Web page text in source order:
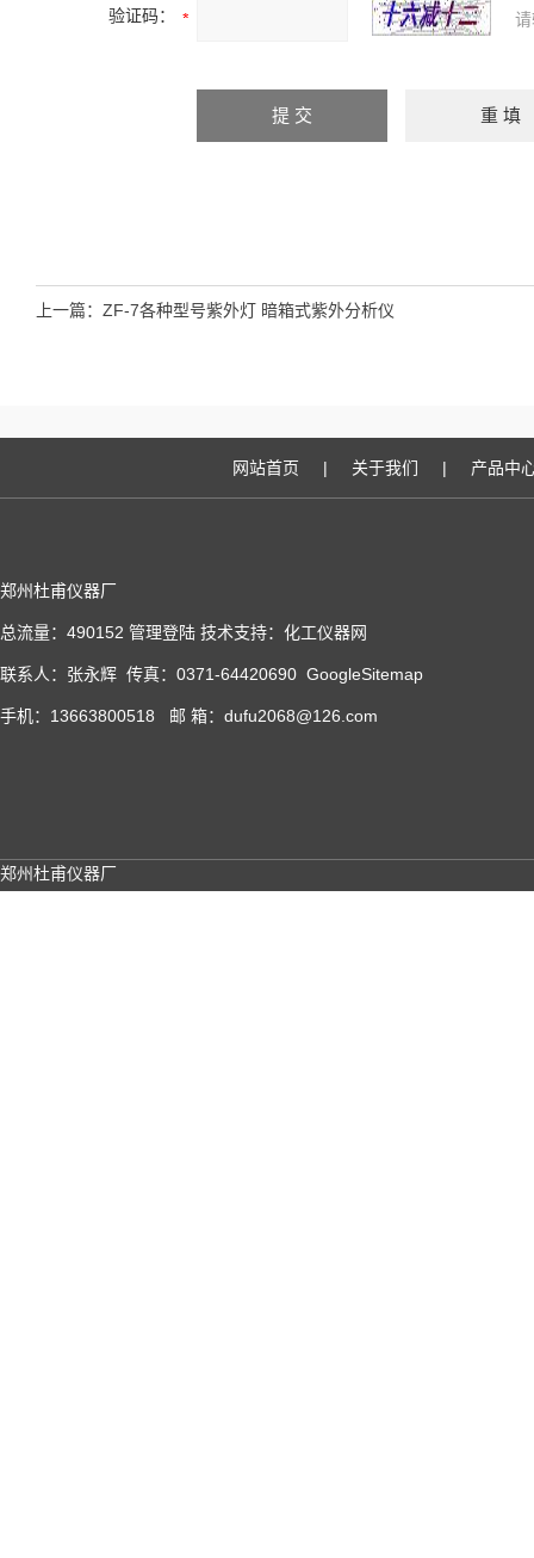
验证码：
上一篇： ZF-7各种型号紫外灯 暗箱式紫外分析仪
网站首页 | 关于我们 | 产品中
郑州杜甫仪器厂
总流量：490152 管理登陆 技术支持： 化工仪器网
联系人：张永辉 传真：0371-64420690 GoogleSitemap
手机：13663800518 邮 箱：dufu2068@126.com
郑州杜甫仪器厂